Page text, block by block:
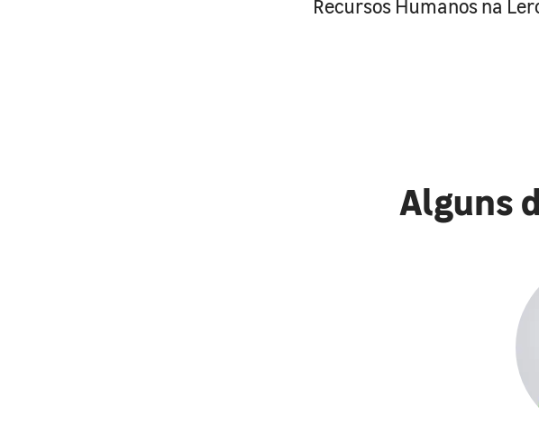
Recursos Humanos na
Alguns